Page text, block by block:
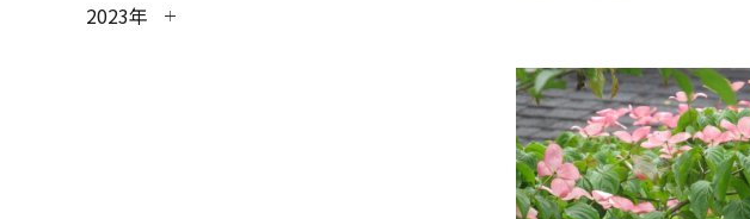
2023年